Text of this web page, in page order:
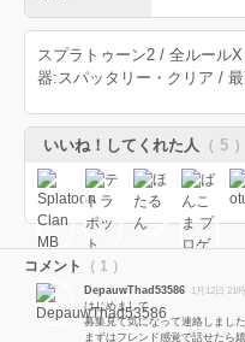
スプラトゥーン2 / 全ルール
器:スパッタリー・クリア /
いいね！してくれた人 （ 5 ）
コメント （ 1 ）
DepauwThad53586 1月12日 21
はじめまして。
募集見て気になって連絡しました
まずはフレンド感覚で話せたら嬉